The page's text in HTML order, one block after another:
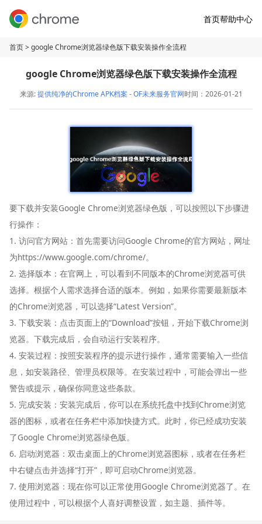
首页帮助中心
首页> google Chrome浏览器绿色版下载安装操作全流程
google Chrome浏览器绿色版下载安装操作全流程
来源:提供纯净的Chrome APK档案 - OF未来服务官网时间：2026-01-21
要下载并安装Google Chrome浏览器绿色版，可以按照以下步骤进
行操作：
1. 访问官方网站：首先需要访问Google Chrome的官方网站，网址
为https://www.google.com/chrome/。
2. 选择版本：在官网上，可以看到不同版本的Chrome浏览器可供
选择。根据个人需求选择合适的版本。例如，如果你需要最新版本
的Chrome浏览器，可以选择“Latest Version”。
3. 下载安装：点击页面上的“Download”按钮，开始下载Chrome浏
览器。下载完成后，会自动运行安装程序。
4. 安装过程：按照安装程序的提示进行操作，通常需要输入一些信
息，如安装路径、管理员权限等。在安装过程中，可能会弹出一些
警告或提示，确保你同意这些条款。
5. 完成安装：安装完成后，你可以在系统托盘中找到Chrome浏览
器的图标，或者在任务栏中添加快捷方式。此时，你已经成功安装
了Google Chrome浏览器绿色版。
6. 启动浏览器：双击桌面上的Chrome浏览器图标，或者在任务栏
中右键点击并选择“打开”，即可启动Chrome浏览器。
7. 使用浏览器：现在你可以正常使用Google Chrome浏览器了。在
使用过程中，可以根据个人喜好调整设置，如主题、插件等。